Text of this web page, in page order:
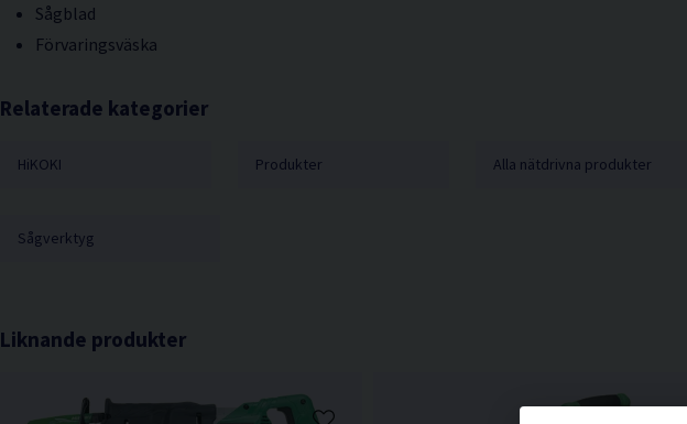
Sågblad
Förvaringsväska
Relaterade kategorier
HiKOKI Produkter Alla nätdrivna produkter
Sågverktyg
Liknande produkter